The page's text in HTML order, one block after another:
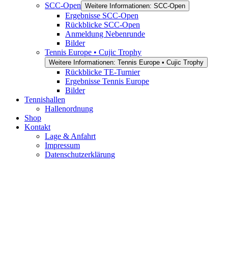
SCC-Open Weitere Informationen: SCC-Open
Ergebnisse SCC-Open
Rückblicke SCC-Open
Anmeldung Nebenrunde
Bilder
Tennis Europe • Cujic Trophy
Weitere Informationen: Tennis Europe • Cujic Trophy
Rückblicke TE-Turnier
Ergebnisse Tennis Europe
Bilder
Tennishallen
Hallenordnung
Shop
Kontakt
Lage & Anfahrt
Impressum
Datenschutzerklärung